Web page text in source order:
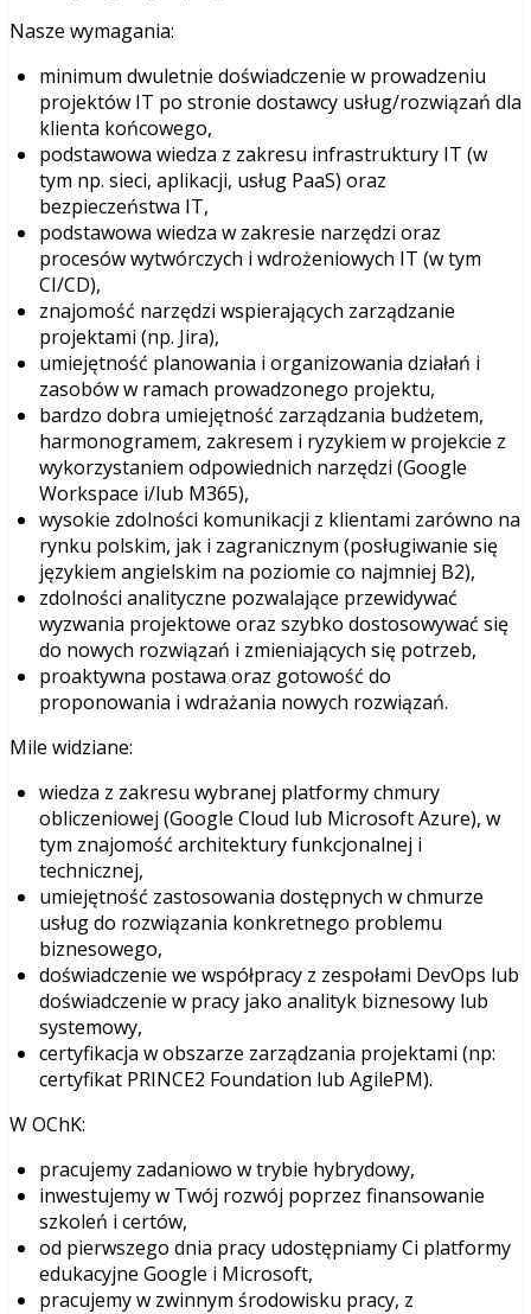
Nasze wymagania:
minimum dwuletnie doświadczenie w prowadzeniu
projektów IT po stronie dostawcy usług/rozwiązań dla
klienta końcowego,
podstawowa wiedza z zakresu infrastruktury IT (w
tym np. sieci, aplikacji, usług PaaS) oraz
bezpieczeństwa IT,
podstawowa wiedza w zakresie narzędzi oraz
procesów wytwórczych i wdrożeniowych IT (w tym
CI/CD),
znajomość narzędzi wspierających zarządzanie
projektami (np. Jira),
umiejętność planowania i organizowania działań i
zasobów w ramach prowadzonego projektu,
bardzo dobra umiejętność zarządzania budżetem,
harmonogramem, zakresem i ryzykiem w projekcie z
wykorzystaniem odpowiednich narzędzi (Google
Workspace i/lub M365),
wysokie zdolności komunikacji z klientami zarówno na
rynku polskim, jak i zagranicznym (posługiwanie się
językiem angielskim na poziomie co najmniej B2),
zdolności analityczne pozwalające przewidywać
wyzwania projektowe oraz szybko dostosowywać się
do nowych rozwiązań i zmieniających się potrzeb,
proaktywna postawa oraz gotowość do
proponowania i wdrażania nowych rozwiązań.
Mile widziane:
wiedza z zakresu wybranej platformy chmury
obliczeniowej (Google Cloud lub Microsoft Azure), w
tym znajomość architektury funkcjonalnej i
technicznej,
umiejętność zastosowania dostępnych w chmurze
usług do rozwiązania konkretnego problemu
biznesowego,
doświadczenie we współpracy z zespołami DevOps lub
doświadczenie w pracy jako analityk biznesowy lub
systemowy,
certyfikacja w obszarze zarządzania projektami (np:
certyfikat PRINCE2 Foundation lub AgilePM).
W OChK:
pracujemy zadaniowo w trybie hybrydowy,
inwestujemy w Twój rozwój poprzez finansowanie
szkoleń i certów,
od pierwszego dnia pracy udostępniamy Ci platformy
edukacyjne Google i Microsoft,
pracujemy w zwinnym środowisku pracy, z